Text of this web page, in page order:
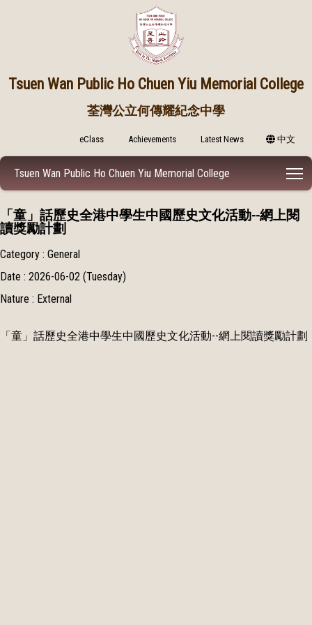
Tsuen Wan Public Ho Chuen Yiu Memorial College
荃灣公立何傳耀紀念中學
eClass Achievements Latest News 中文
Tsuen Wan Public Ho Chuen Yiu Memorial College
「童」話歷史全港中學生中國歷史文化活動--網上閱
讀獎勵計劃
Category : General
Date : 2026-06-02 (Tuesday)
Nature : External
「童」話歷史全港中學生中國歷史文化活動--網上閱讀獎勵計劃